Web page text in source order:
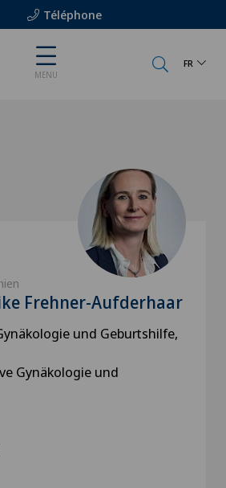
Téléphone
MENU
FR
Frehner-Aufderhaar
und Geburtshilfe,
Gynäkologie und